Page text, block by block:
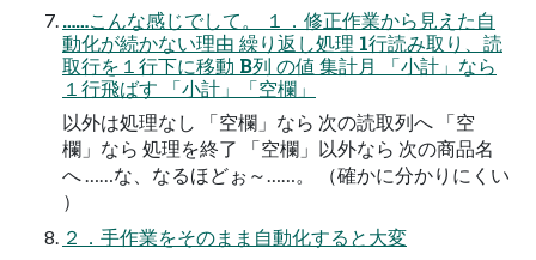
……こんな感じでして。 １．修正作業から見えた自
動化が続かない理由 繰り返し処理 1行読み取り、読
取行を１行下に移動 B列 の値 集計月 「小計」なら
１行飛ばす 「小計」「空欄」
以外は処理なし 「空欄」なら 次の読取列へ 「空
欄」なら 処理を終了 「空欄」以外なら 次の商品名
へ ……な、なるほどぉ～……。 （確かに分かりにくい
）
２．手作業をそのまま自動化すると大変